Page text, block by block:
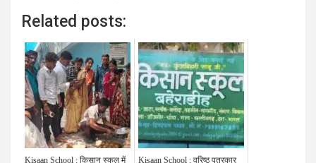
Related posts:
Kisaan School : किसान स्कूल में
Kisaan School : वरिष्ठ पत्रकार